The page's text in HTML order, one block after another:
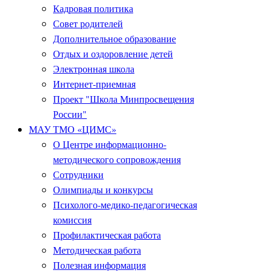
Кадровая политика
Совет родителей
Дополнительное образование
Отдых и оздоровление детей
Электронная школа
Интернет-приемная
Проект "Школа Минпросвещения
России"
МАУ ТМО «ЦИМС»
О Центре информационно-
методического сопровождения
Сотрудники
Олимпиады и конкурсы
Психолого-медико-педагогическая
комиссия
Профилактическая работа
Методическая работа
Полезная информация